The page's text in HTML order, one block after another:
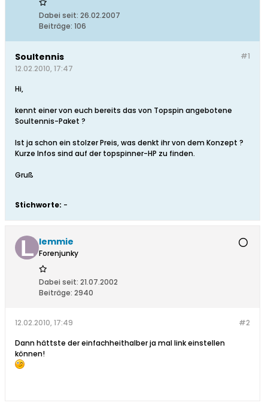
Dabei seit: 26.02.2007
Beiträge: 106
#1
Soultennis
12.02.2010, 17:47
Hi,
kennt einer von euch bereits das von Topspin angebotene
Soultennis-Paket ?
Ist ja schon ein stolzer Preis, was denkt ihr von dem Konzept ?
Kurze Infos sind auf der topspinner-HP zu finden.
Gruß
Stichworte: -
lemmie
Forenjunky
Dabei seit: 21.07.2002
Beiträge: 2940
#2
12.02.2010, 17:49
Dann hättste der einfachheithalber ja mal link einstellen
können!